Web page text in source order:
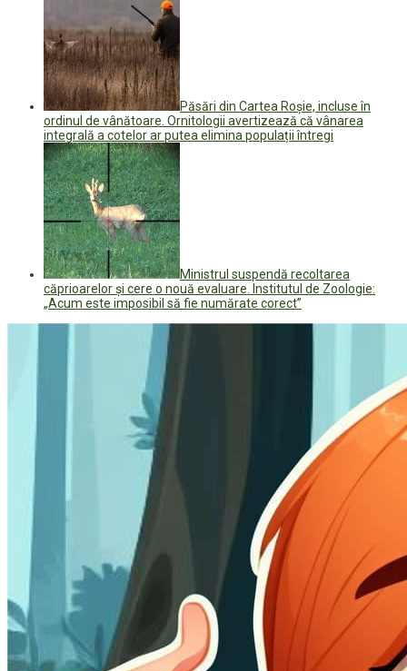
Păsări din Cartea Roșie, incluse în
ordinul de vânătoare. Ornitologii avertizează că vânarea
integrală a cotelor ar putea elimina populații întregi
Ministrul suspendă recoltarea
căprioarelor și cere o nouă evaluare. Institutul de Zoologie:
„Acum este imposibil să fie numărate corect”